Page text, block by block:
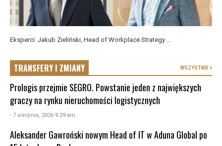
Eksperci: Jakub Zieliński, Head of Workplace Strategy ...
TRANSFERY I ZMIANY WSZYSTKIE
Prologis przejmie SEGRO. Powstanie jeden z największych
graczy na rynku nieruchomości logistycznych
- 7 sierpnia, 2026 9:29 am
Aleksander Gawroński nowym Head of IT w Aduna Global po